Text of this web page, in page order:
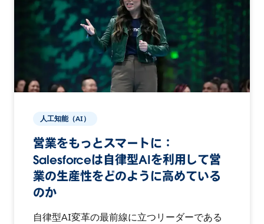
人工知能（AI）
営業をもっとスマートに：
Salesforceは自律型AIを利用して営
業の生産性をどのように高めている
のか
自律型AI変革の最前線に立つリーダーである